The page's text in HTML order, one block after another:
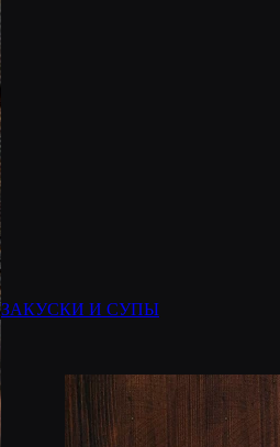
ЗАКУСКИ И СУПЫ